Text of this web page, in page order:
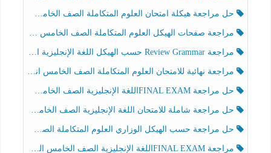
حل مراجعة هيكلة امتحان العلوم المتكاملة الصف الخامس عام الفصل الثالث
مراجعة صفحات الهيكل العلوم المتكاملة الصف الخامس انسبير الفصل الثالث
مراجعة Review Grammar حسب الهيكل اللغة الإنجليزية الصف الخامس الفصل الثالث
مراجعة نهائية للامتحان العلوم المتكاملة الصف الخامس انسبير الفصل الثالث
حل مراجعة FINAL EXAMاللغة الإنجليزية الصف الخامس الفصل الثالث
حل مراجعة شاملة للامتحان اللغة الإنجليزية الصف الخامس الفصل الثالث
حل مراجعة حسب الهيكل الوزاري العلوم المتكاملة الصف الخامس عام الفصل الثالث
مراجعة FINAL EXAMاللغة الإنجليزية الصف الخامس الفصل الثالث